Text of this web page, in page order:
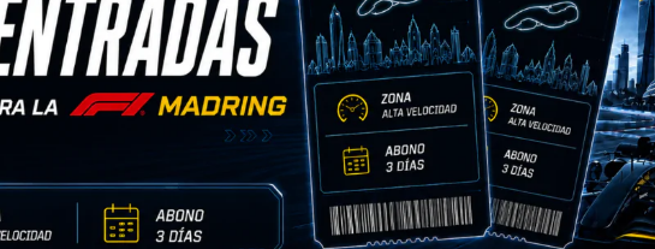
concepto de rueda de un coche, un tapacubos poco
estética. En el RACE te explicamos sus diferencias.